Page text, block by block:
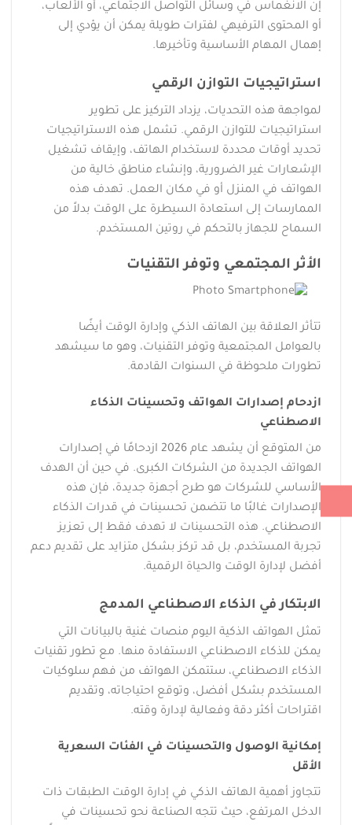
إن الانغماس في وسائل التواصل الاجتماعي، أو الألعاب،
أو المحتوى الترفيهي لفترات طويلة يمكن أن يؤدي إلى
إهمال المهام الأساسية وتأخيرها.
استراتيجيات التوازن الرقمي
لمواجهة هذه التحديات، يزداد التركيز على تطوير
استراتيجيات للتوازن الرقمي. تشمل هذه الاستراتيجيات
تحديد أوقات محددة لاستخدام الهاتف، وإيقاف تشغيل
الإشعارات غير الضرورية، وإنشاء مناطق خالية من
الهواتف في المنزل أو في مكان العمل. تهدف هذه
الممارسات إلى استعادة السيطرة على الوقت بدلاً من
السماح للجهاز بالتحكم في روتين المستخدم.
الأثر المجتمعي وتوفر التقنيات
تتأثر العلاقة بين الهاتف الذكي وإدارة الوقت أيضًا
بالعوامل المجتمعية وتوفر التقنيات، وهو ما سيشهد
تطورات ملحوظة في السنوات القادمة.
ازدحام إصدارات الهواتف وتحسينات الذكاء
الاصطناعي
من المتوقع أن يشهد عام 2026 ازدحامًا في إصدارات
الهواتف الجديدة من الشركات الكبرى. في حين أن الهدف
الأساسي للشركات هو طرح أجهزة جديدة، فإن هذه
الإصدارات غالبًا ما تتضمن تحسينات في قدرات الذكاء
الاصطناعي. هذه التحسينات لا تهدف فقط إلى تعزيز
تجربة المستخدم، بل قد تركز بشكل متزايد على تقديم دعم
أفضل لإدارة الوقت والحياة الرقمية.
الابتكار في الذكاء الاصطناعي المدمج
تمثل الهواتف الذكية اليوم منصات غنية بالبيانات التي
يمكن للذكاء الاصطناعي الاستفادة منها. مع تطور تقنيات
الذكاء الاصطناعي، ستتمكن الهواتف من فهم سلوكيات
المستخدم بشكل أفضل، وتوقع احتياجاته، وتقديم
اقتراحات أكثر دقة وفعالية لإدارة وقته.
إمكانية الوصول والتحسينات في الفئات السعرية
الأقل
تتجاوز أهمية الهاتف الذكي في إدارة الوقت الطبقات ذات
الدخل المرتفع، حيث تتجه الصناعة نحو تحسينات في